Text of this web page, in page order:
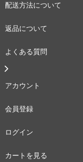
配送方法について
返品について
よくある質問
アカウント
会員登録
ログイン
カートを見る